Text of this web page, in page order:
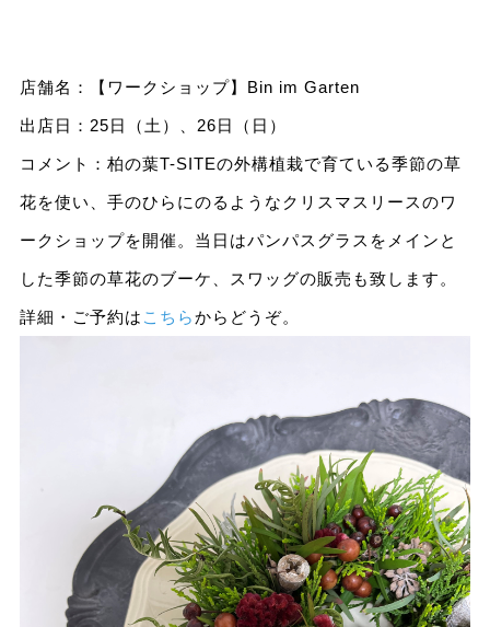
店舗名：【ワークショップ】Bin im Garten
出店日：25日（土）、26日（日）
コメント：柏の葉T-SITEの外構植栽で育ている季節の草
花を使い、手のひらにのるようなクリスマスリースのワ
ークショップを開催。当日はパンパスグラスをメインと
した季節の草花のブーケ、スワッグの販売も致します。
詳細・ご予約は こちらからどうぞ。